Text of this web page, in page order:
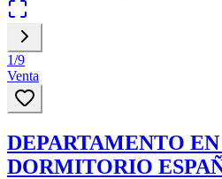
1/9
Venta
DEPARTAMENTO
DORMITORIO